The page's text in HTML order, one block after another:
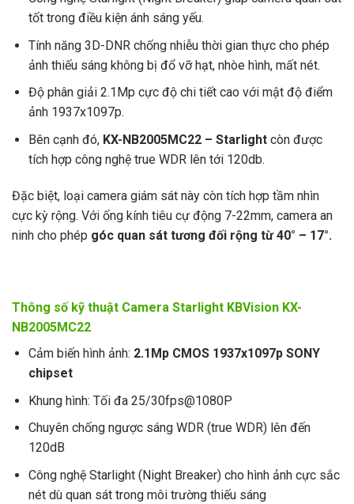
tốt trong điều kiện ánh sáng yếu.
Tính năng 3D-DNR chống nhiễu thời gian thực cho phép
ảnh thiếu sáng không bị đổ vỡ hạt, nhòe hình, mất nét.
Độ phân giải 2.1Mp cực độ chi tiết cao với mật độ điểm
ảnh 1937x1097p.
Bên cạnh đó, KX-NB2005MC22 – Starlightcòn được
tích hợp công nghệ true WDR lên tới 120db.
Đặc biệt, loại camera giám sát này còn tích hợp tầm nhìn
cực kỳ rộng. Với ống kính tiêu cự động 7-22mm, camera an
ninh cho phép góc quan sát tương đối rộng từ 40° – 17°.
Thông số kỹ thuật Camera Starlight KBVision KX-
NB2005MC22
Cảm biến hình ảnh: 2.1Mp CMOS 1937x1097p SONY
chipset
Khung hình: Tối đa 25/30fps@1080P
Chuyên chống ngược sáng WDR (true WDR) lên đến
120dB
Công nghệ Starlight (Night Breaker) cho hình ảnh cực sắc
nét dù quan sát trong môi trường thiếu sáng